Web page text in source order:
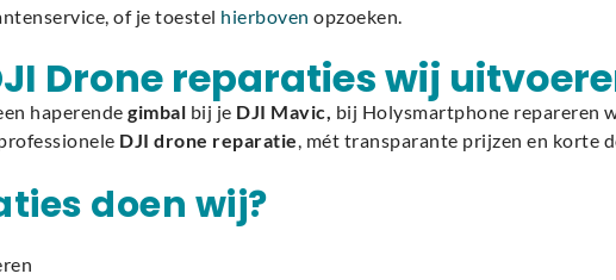
of je toestel hierboven opzoeken.
Drone reparaties wij
haperende gimbal bij je DJI Mavic, bij Holysmartphone repareren
DJI drone reparatie, mét transparante prijzen en korte
doen wij?